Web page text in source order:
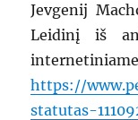
Jevgenij
Leidinį iš
https://
statutas-